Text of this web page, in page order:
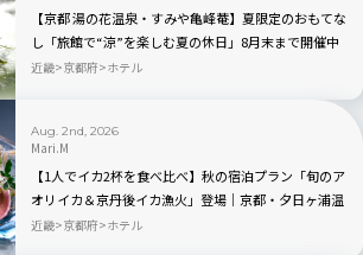
【京都 湯の花温泉・すみや亀峰菴】夏限定のおもてな
し「旅館で“涼”を楽しむ夏の休日」8月末まで開催中
近畿 京都府 ホテル
Aug. 2nd, 2026
Mari.M
【1人でイカ2杯を食べ比べ】秋の宿泊プラン「旬のア
オリイカ＆京丹後イカ漁火」登場｜京都・夕日ヶ浦温
泉 海舟
近畿 京都府 ホテル